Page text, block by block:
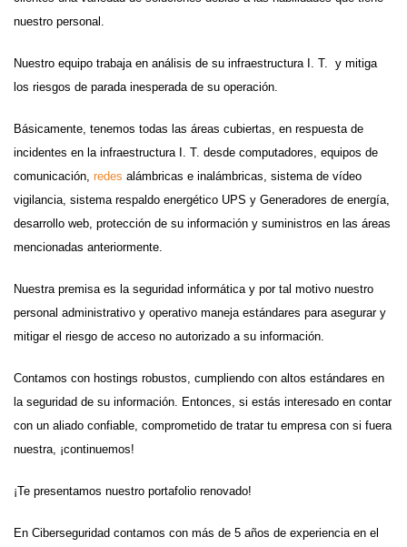
nuestro personal.
Nuestro equipo trabaja en análisis de su infraestructura I. T. y mitiga
los riesgos de parada inesperada de su operación.
Básicamente, tenemos todas las áreas cubiertas, en respuesta de
incidentes en la infraestructura I. T. desde computadores, equipos de
comunicación, redes alámbricas e inalámbricas, sistema de vídeo
vigilancia, sistema respaldo energético UPS y Generadores de energía,
desarrollo web, protección de su información y suministros en las áreas
mencionadas anteriormente.
Nuestra premisa es la seguridad informática y por tal motivo nuestro
personal administrativo y operativo maneja estándares para asegurar y
mitigar el riesgo de acceso no autorizado a su información.
Contamos con hostings robustos, cumpliendo con altos estándares en
la seguridad de su información. Entonces, si estás interesado en contar
con un aliado confiable, comprometido de tratar tu empresa con si fuera
nuestra, ¡continuemos!
¡Te presentamos nuestro portafolio renovado!
En Ciberseguridad contamos con más de 5 años de experiencia en el